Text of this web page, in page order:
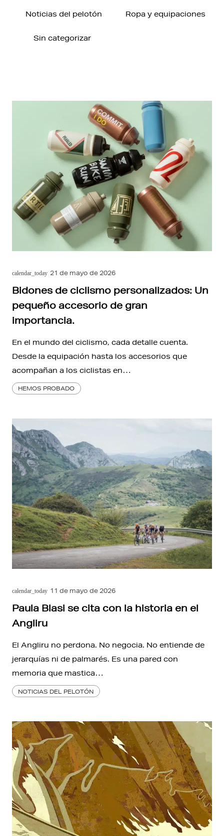
Noticias del pelotón Ropa y equipaciones
Sin categorizar
calendar_today 21 de mayo de 2026
Bidones de ciclismo personalizados: Un
pequeño accesorio de gran
importancia.
En el mundo del ciclismo, cada detalle cuenta.
Desde la equipación hasta los accesorios que
acompañan a los ciclistas en…
HEMOS PROBADO
calendar_today 11 de mayo de 2026
Paula Blasi se cita con la historia en el
Angliru
El Angliru no perdona. No negocia. No entiende de
jerarquías ni de palmarés. Es una pared con
memoria que mastica…
NOTICIAS DEL PELOTÓN